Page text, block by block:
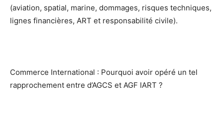
(aviation, spatial, marine, dommages, risques techniques,
lignes financières, ART et responsabilité civile).
Commerce International : Pourquoi avoir opéré un tel
rapprochement entre d’AGCS et AGF IART ?